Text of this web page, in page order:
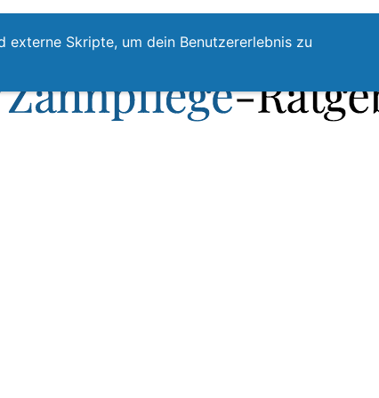
Skripte, um dein Benutzererlebnis zu